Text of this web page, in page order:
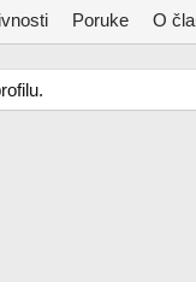
Poruke O